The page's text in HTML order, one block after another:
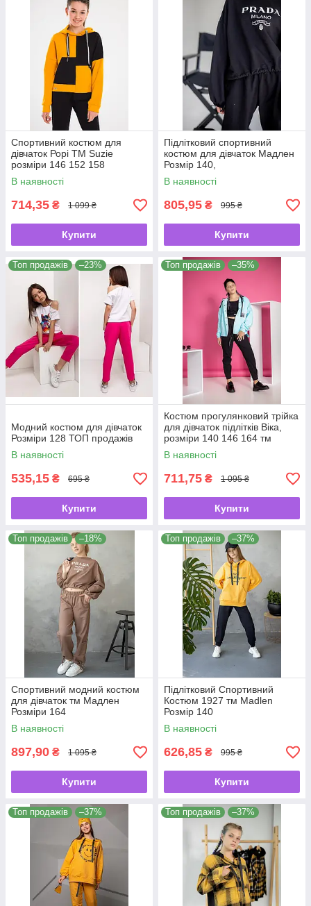
Спортивний костюм для
дівчаток Рорі ТМ Suzie
розміри 146 152 158
В наявності
714,35 ₴ 1 099 ₴
Купити
Підлітковий спортивний
костюм для дівчаток Мадлен
Розмір 140,
В наявності
805,95 ₴ 995 ₴
Купити
Топ продажів –23%
Модний костюм для дівчаток
Розміри 128 ТОП продажів
В наявності
535,15 ₴ 695 ₴
Купити
Топ продажів –35%
Костюм прогулянковий трійка
для дівчаток підлітків Віка,
розміри 140 146 164 тм
Madlen
В наявності
711,75 ₴ 1 095 ₴
Купити
Топ продажів –18%
Спортивний модний костюм
для дівчаток тм Мадлен
Розміри 164
В наявності
897,90 ₴ 1 095 ₴
Купити
Топ продажів –37%
Підлітковий Спортивний
Костюм 1927 тм Madlen
Розмір 140
В наявності
626,85 ₴ 995 ₴
Купити
Топ продажів –37% Топ продажів –37%